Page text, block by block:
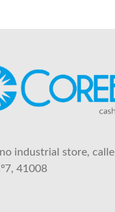
industrial store, calle
41008